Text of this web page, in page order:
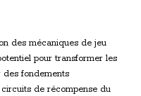
des mécaniques de jeu
pour transformer les
des fondements
de récompense du